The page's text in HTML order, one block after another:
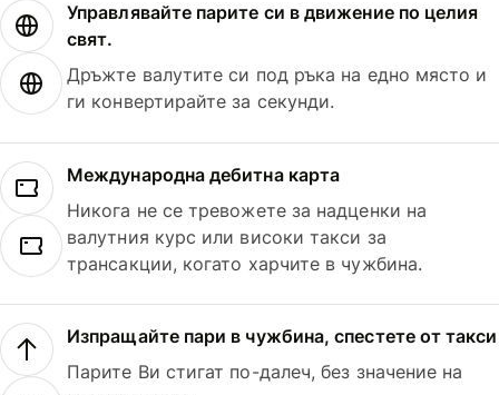
Управлявайте парите си в движение по целия
свят.
Дръжте валутите си под ръка на едно място и
ги конвертирайте за секунди.
Международна дебитна карта
Никога не се тревожете за надценки на
валутния курс или високи такси за
трансакции, когато харчите в чужбина.
Изпращайте пари в чужбина, спестете от такси
Парите Ви стигат по-далеч, без значение на